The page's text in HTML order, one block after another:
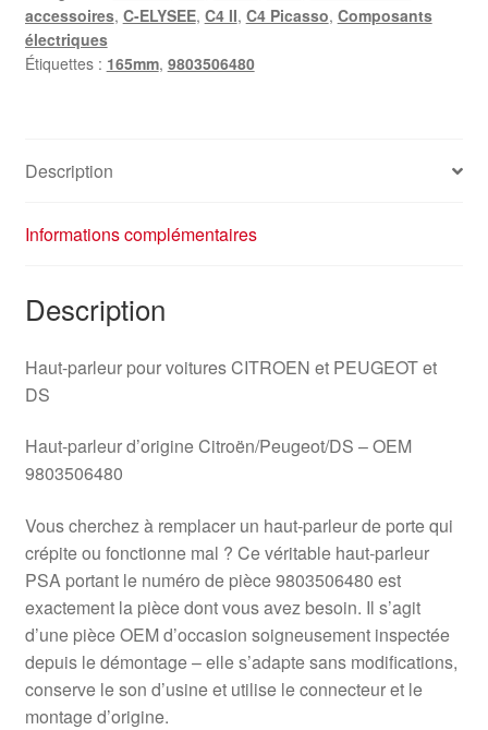
accessoires, C-ELYSEE, C4 II, C4 Picasso, Composants
électriques
Étiquettes : 165mm, 9803506480
Description
Informations complémentaires
Description
Haut-parleur pour voitures CITROEN et PEUGEOT et
DS
Haut-parleur d’origine Citroën/Peugeot/DS – OEM
9803506480
Vous cherchez à remplacer un haut-parleur de porte qui
crépite ou fonctionne mal ? Ce véritable haut-parleur
PSA portant le numéro de pièce 9803506480 est
exactement la pièce dont vous avez besoin. Il s’agit
d’une pièce OEM d’occasion soigneusement inspectée
depuis le démontage – elle s’adapte sans modifications,
conserve le son d’usine et utilise le connecteur et le
montage d’origine.